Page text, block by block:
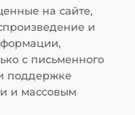
на сайте,
и
с письменного
поддержке
и массовым